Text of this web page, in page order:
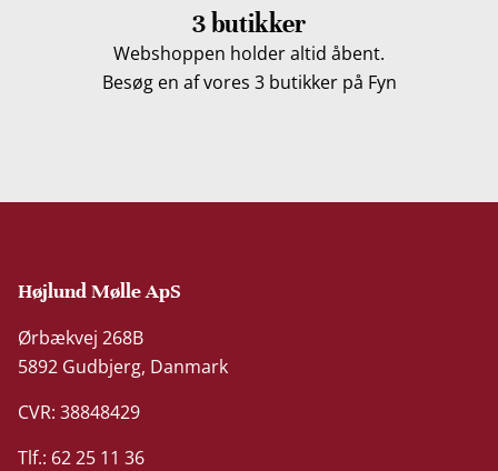
3 butikker
Webshoppen holder altid åbent.
Besøg en af vores 3 butikker på Fyn
Højlund Mølle ApS
Ørbækvej 268B
5892 Gudbjerg, Danmark
CVR: 38848429
Tlf.: 62 25 11 36